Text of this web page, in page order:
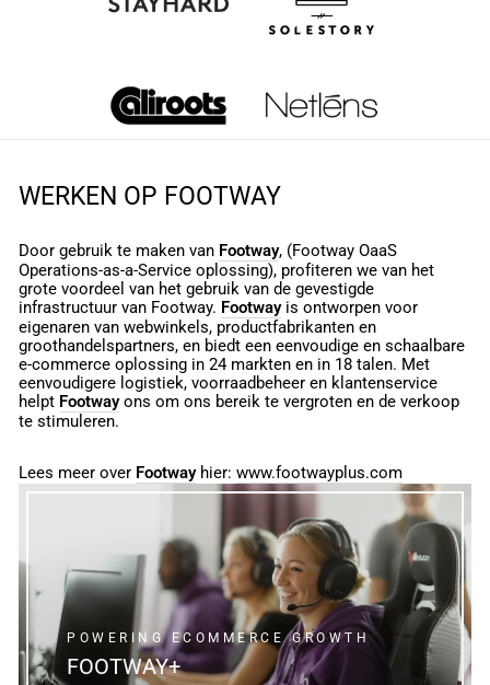
WERKEN OP FOOTWAY
Door gebruik te maken van Footway, (Footway OaaS
Operations-as-a-Service oplossing), profiteren we van het
grote voordeel van het gebruik van de gevestigde
infrastructuur van Footway. Footwayis ontworpen voor
eigenaren van webwinkels, productfabrikanten en
groothandelspartners, en biedt een eenvoudige en schaalbare
e-commerce oplossing in 24 markten en in 18 talen. Met
eenvoudigere logistiek, voorraadbeheer en klantenservice
helpt Footwayons om ons bereik te vergroten en de verkoop
te stimuleren.
Lees meer over Footwayhier: www.footwayplus.com
POWERING ECOMMERCE GROWTH
FOOTWAY+